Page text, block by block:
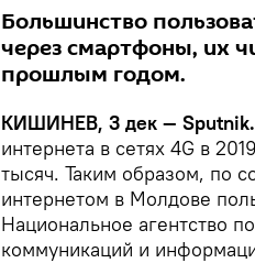
Большинство
через смартфоны, их
прошлым годом.
КИШИНЕВ, 3 дек — Sputnik.
интернета в сетях 4G в
тысяч. Таким образом, по
интернетом в Молдове
Национальное агентство
коммуникаций и